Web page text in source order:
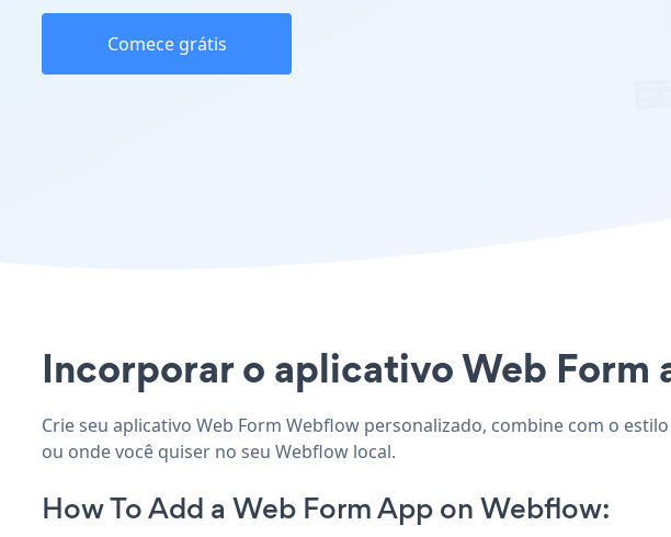
Comece grátis
Incorporar o aplicativo Web
Crie seu aplicativo Web Form Webflow personalizado, combine com o
ou onde você quiser no seu Webflow local.
How To Add a Web Form App on Webflow: